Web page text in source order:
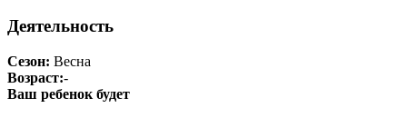
Деятельность
Сезон: Весна
Возраст:-
Ваш ребенок будет